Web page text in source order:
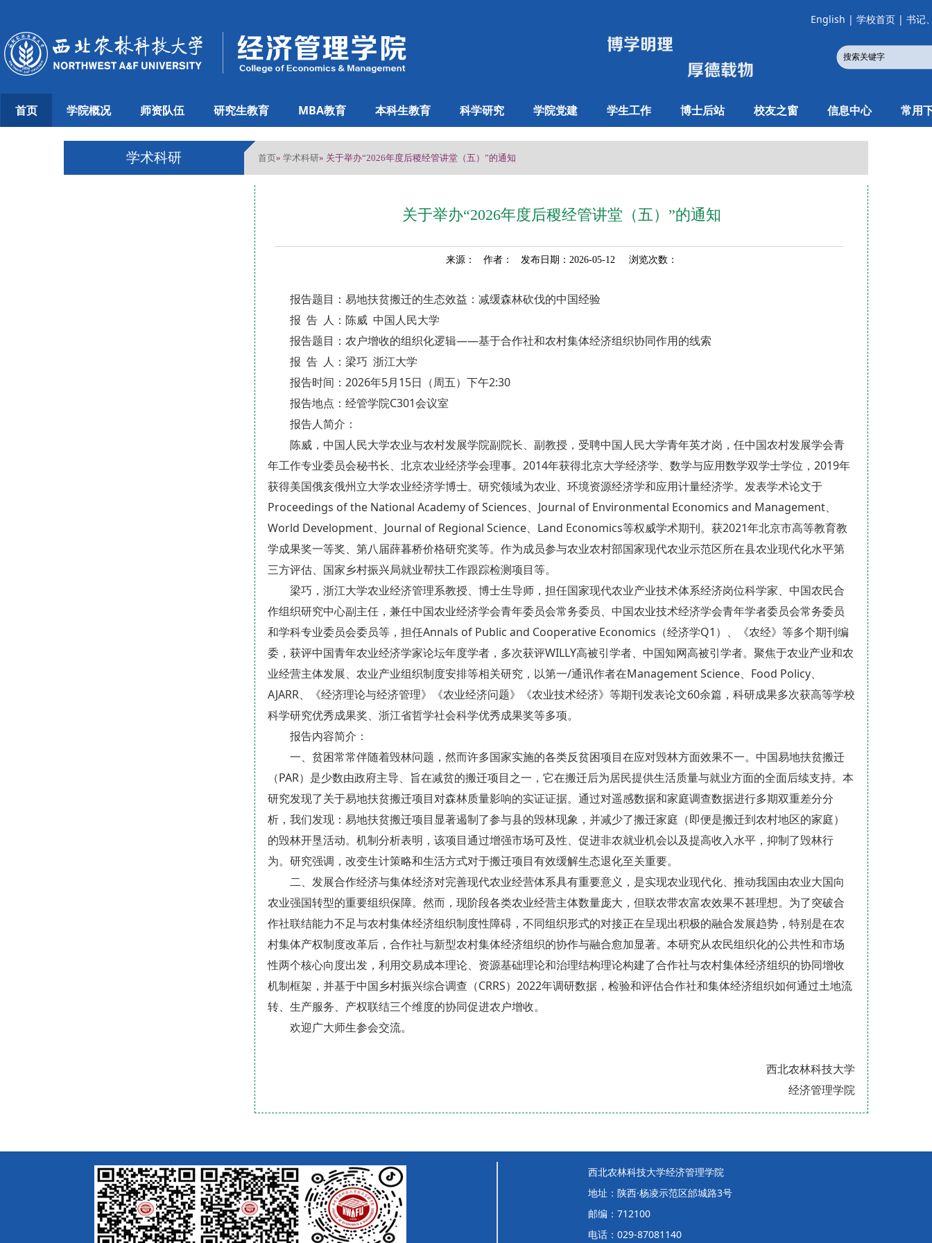
English | 学校首页 | 书记
首页 学院概况 师资队伍 研究生教育 MBA教育 本科生教育 科学研究 学院党建 学生工作 博士后站 校友之窗 信息中心 常用
学术科研 首页» 学术科研» 关于举办“2026年度后稷经管讲堂（五）”的通知
关于举办“2026年度后稷经管讲堂（五）”的通知
来源： 作者： 发布日期：2026-05-12 浏览次数：
报告题目：易地扶贫搬迁的生态效益：减缓森林砍伐的中国经验
报 告 人：陈威 中国人民大学
报告题目：农户增收的组织化逻辑——基于合作社和农村集体经济组织协同作用的线索
报 告 人：梁巧 浙江大学
报告时间：2026年5月15日（周五）下午2:30
报告地点：经管学院C301会议室
报告人简介：
陈威，中国人民大学农业与农村发展学院副院长、副教授，受聘中国人民大学青年英才岗，任中国农村发展学会青
年工作专业委员会秘书长、北京农业经济学会理事。2014年获得北京大学经济学、数学与应用数学双学士学位，2019年
获得美国俄亥俄州立大学农业经济学博士。研究领域为农业、环境资源经济学和应用计量经济学。发表学术论文于
Proceedings of the National Academy of Sciences、Journal of Environmental Economics and Management、
World Development、Journal of Regional Science、Land Economics等权威学术期刊。获2021年北京市高等教育教
学成果奖一等奖、第八届薛暮桥价格研究奖等。作为成员参与农业农村部国家现代农业示范区所在县农业现代化水平第
三方评估、国家乡村振兴局就业帮扶工作跟踪检测项目等。
梁巧，浙江大学农业经济管理系教授、博士生导师，担任国家现代农业产业技术体系经济岗位科学家、中国农民合
作组织研究中心副主任，兼任中国农业经济学会青年委员会常务委员、中国农业技术经济学会青年学者委员会常务委员
和学科专业委员会委员等，担任Annals of Public and Cooperative Economics（经济学Q1）、《农经》等多个期刊编
委，获评中国青年农业经济学家论坛年度学者，多次获评WILLY高被引学者、中国知网高被引学者。聚焦于农业产业和农
业经营主体发展、农业产业组织制度安排等相关研究，以第一/通讯作者在Management Science、Food Policy、
AJARR、《经济理论与经济管理》《农业经济问题》《农业技术经济》等期刊发表论文60余篇，科研成果多次获高等学校
科学研究优秀成果奖、浙江省哲学社会科学优秀成果奖等多项。
报告内容简介：
一、贫困常常伴随着毁林问题，然而许多国家实施的各类反贫困项目在应对毁林方面效果不一。中国易地扶贫搬迁
（PAR）是少数由政府主导、旨在减贫的搬迁项目之一，它在搬迁后为居民提供生活质量与就业方面的全面后续支持。本
研究发现了关于易地扶贫搬迁项目对森林质量影响的实证证据。通过对遥感数据和家庭调查数据进行多期双重差分分
析，我们发现：易地扶贫搬迁项目显著遏制了参与县的毁林现象，并减少了搬迁家庭（即便是搬迁到农村地区的家庭）
的毁林开垦活动。机制分析表明，该项目通过增强市场可及性、促进非农就业机会以及提高收入水平，抑制了毁林行
为。研究强调，改变生计策略和生活方式对于搬迁项目有效缓解生态退化至关重要。
二、发展合作经济与集体经济对完善现代农业经营体系具有重要意义，是实现农业现代化、推动我国由农业大国向
农业强国转型的重要组织保障。然而，现阶段各类农业经营主体数量庞大，但联农带农富农效果不甚理想。为了突破合
作社联结能力不足与农村集体经济组织制度性障碍，不同组织形式的对接正在呈现出积极的融合发展趋势，特别是在农
村集体产权制度改革后，合作社与新型农村集体经济组织的协作与融合愈加显著。本研究从农民组织化的公共性和市场
性两个核心向度出发，利用交易成本理论、资源基础理论和治理结构理论构建了合作社与农村集体经济组织的协同增收
机制框架，并基于中国乡村振兴综合调查（CRRS）2022年调研数据，检验和评估合作社和集体经济组织如何通过土地流
转、生产服务、产权联结三个维度的协同促进农户增收。
欢迎广大师生参会交流。
西北农林科技大学
经济管理学院
西北农林科技大学经济管理学院
地址：陕西·杨凌示范区邰城路3号
邮编：712100
电话：029-87081140